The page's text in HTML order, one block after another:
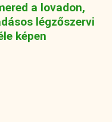
a lovadon,
légzőszervi
képen